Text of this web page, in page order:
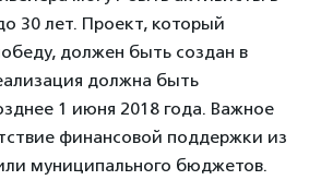
30 лет. Проект, который
должен быть создан в
должна быть
1 июня 2018 года. Важное
финансовой поддержки из
муниципального бюджетов.